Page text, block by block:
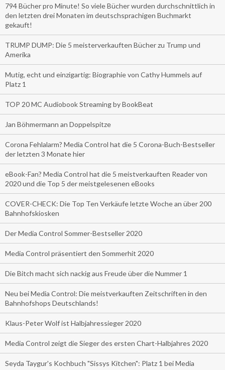
794 Bücher pro Minute! So viele Bücher wurden durchschnittlich in
den letzten drei Monaten im deutschsprachigen Buchmarkt
gekauft!
TRUMP DUMP: Die 5 meisterverkauften Bücher zu Trump und
Amerika
Mutig, echt und einzigartig: Biographie von Cathy Hummels auf
Platz 1
TOP 20 MC Audiobook Streaming by BookBeat
Jan Böhmermann an Doppelspitze
Corona Fehlalarm? Media Control hat die 5 Corona-Buch-Bestseller
der letzten 3 Monate hier
eBook-Fan? Media Control hat die 5 meistverkauften Reader von
2020 und die Top 5 der meistgelesenen eBooks
COVER-CHECK: Die Top Ten Verkäufe letzte Woche an über 200
Bahnhofskiosken
Der Media Control Sommer-Bestseller 2020
Media Control präsentiert den Sommerhit 2020
Die Bitch macht sich nackig aus Freude über die Nummer 1
Neu bei Media Control: Die meistverkauften Zeitschriften in den
Bahnhofshops Deutschlands!
Klaus-Peter Wolf ist Halbjahressieger 2020
Media Control zeigt die Sieger des ersten Chart-Halbjahres 2020
Seyda Taygur's Kochbuch "Sissys Kitchen": Platz 1 bei Media